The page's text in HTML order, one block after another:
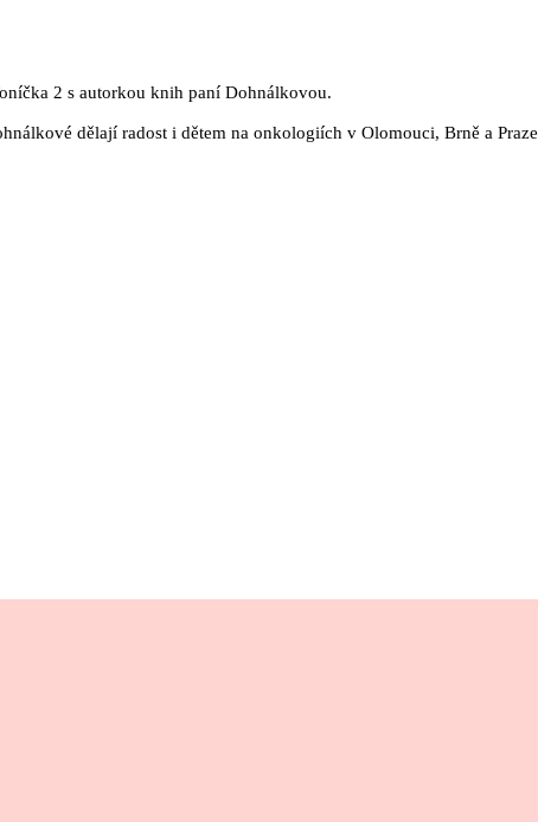
2 s autorkou knih paní Dohnálkovou.
dělají radost i dětem na onkologiích v Olomouci, Brně a